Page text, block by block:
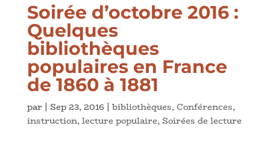
Soirée d’octobre 2016 :
Quelques
bibliothèques
populaires en France
de 1860 à 1881
par | Sep 23, 2016 | bibliothèques,Conférences,
instruction,lecture populaire, Soirées de lecture